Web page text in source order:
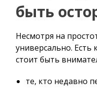
быть
Несмотря на
универсально.
стоит быть
те, кто недавно